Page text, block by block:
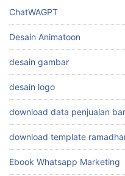
ChatWAGPT
Desain Animatoon
desain gambar
desain logo
download data penjualan
download template
Ebook Whatsapp Marketing